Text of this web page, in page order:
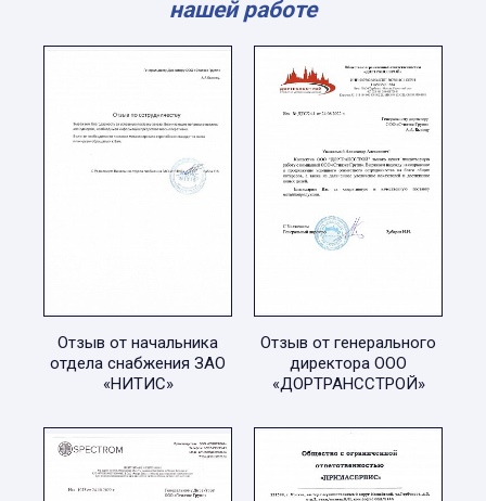
нашей работе
Отзыв от начальника
отдела снабжения ЗАО
«НИТИС»
Отзыв от генерального
директора ООО
«ДОРТРАНССТРОЙ»